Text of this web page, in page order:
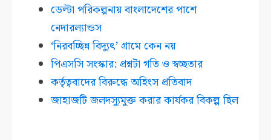
ডেল্টা পরিকল্পনায় বাংলাদেশের পাশে
নেদারল্যান্ডস
‘নিরবচ্ছিন্ন বিদ্যুৎ’ গ্রামে কেন নয়
পিএসসি সংস্কার: প্রশ্নটা গতি ও স্বচ্ছতার
কর্তৃত্ববাদের বিরুদ্ধে অহিংস প্রতিবাদ
জাহাজটি জলদস্যুমুক্ত করার কার্যকর বিকল্প ছিল